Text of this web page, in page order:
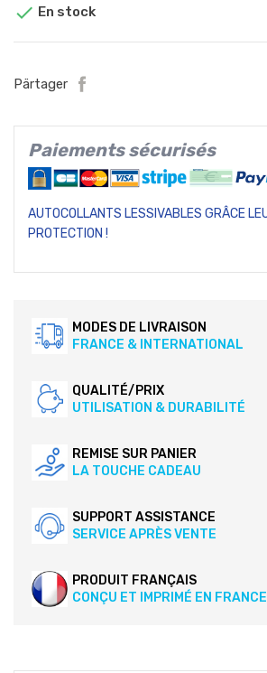
 En stock
Pärtager
Paiements sécurisés
AUTOCOLLANTS LESSIVABLES GRÂCE
PROTECTION !
MODES DE LIVRAISON
FRANCE & INTERNATIONAL
QUALITÉ/PRIX
UTILISATION & DURABILITÉ
REMISE SUR PANIER
LA TOUCHE CADEAU
SUPPORT ASSISTANCE
SERVICE APRÈS VENTE
PRODUIT FRANÇAIS
CONÇU ET IMPRIMÉ EN FRANCE